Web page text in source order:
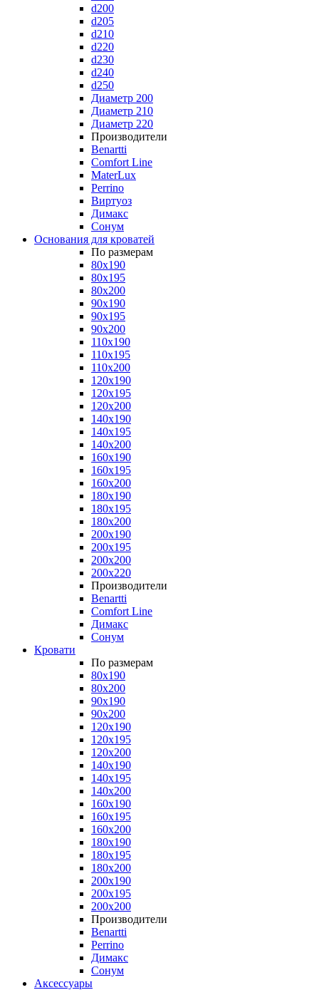
d200
d205
d210
d220
d230
d240
d250
Диаметр 200
Диаметр 210
Диаметр 220
Производители
Benartti
Comfort Line
MaterLux
Perrino
Виртуоз
Димакс
Сонум
Основания для кроватей
По размерам
80x190
80x195
80x200
90x190
90x195
90x200
110x190
110x195
110x200
120x190
120x195
120x200
140x190
140x195
140x200
160x190
160x195
160x200
180x190
180x195
180x200
200x190
200x195
200x200
200x220
Производители
Benartti
Comfort Line
Димакс
Сонум
Кровати
По размерам
80x190
80x200
90x190
90x200
120x190
120x195
120x200
140x190
140x195
140x200
160x190
160x195
160x200
180x190
180x195
180x200
200x190
200x195
200x200
Производители
Benartti
Perrino
Димакс
Сонум
Аксессуары